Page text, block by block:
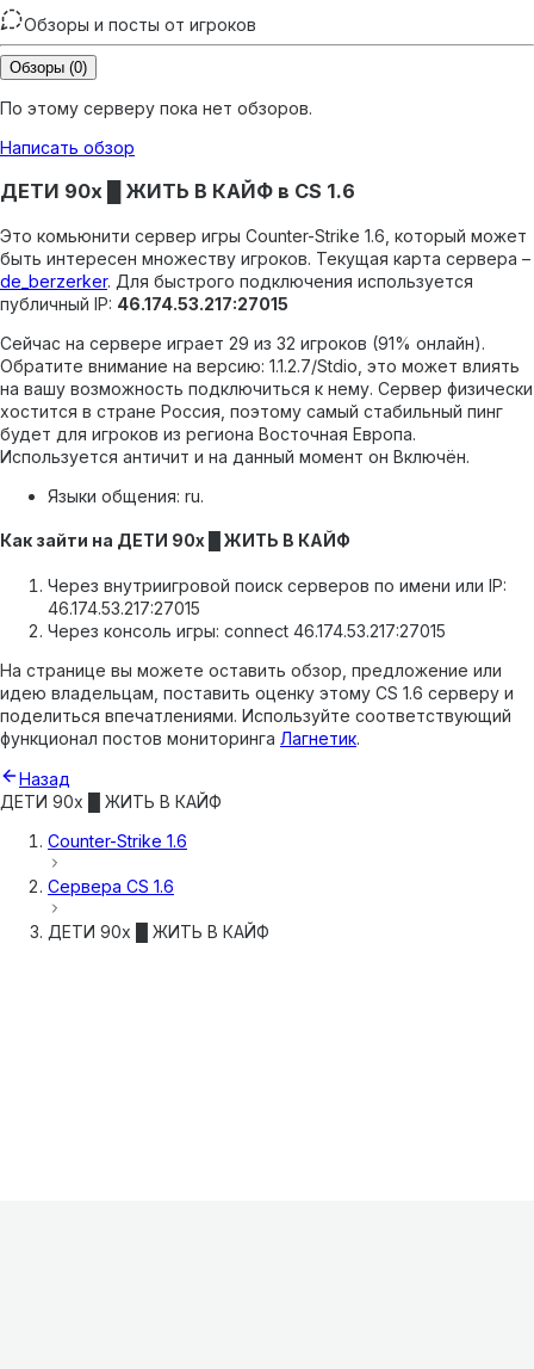
Обзоры и посты от игроков
Обзоры (0)
По этому серверу пока нет обзоров.
Написать обзор
ДЕТИ 90х █ ЖИТЬ В КАЙФ в CS 1.6
Это комьюнити сервер игры Counter-Strike 1.6, который может
быть интересен множеству игроков. Текущая карта сервера –
de_berzerker. Для быстрого подключения используется
публичный IP: 46.174.53.217:27015
Сейчас на сервере играет 29 из 32 игроков (91% онлайн).
Обратите внимание на версию: 1.1.2.7/Stdio, это может влиять
на вашу возможность подключиться к нему. Сервер физически
хостится в стране Россия, поэтому самый стабильный пинг
будет для игроков из региона Восточная Европа.
Используется античит и на данный момент он Включён.
Языки общения: ru.
Как зайти на ДЕТИ 90х █ ЖИТЬ В КАЙФ
Через внутриигровой поиск серверов по имени или IP:
46.174.53.217:27015
Через консоль игры: connect 46.174.53.217:27015
На странице вы можете оставить обзор, предложение или
идею владельцам, поставить оценку этому CS 1.6 серверу и
поделиться впечатлениями. Используйте соответствующий
функционал постов мониторинга Лагнетик.
Назад
ДЕТИ 90х █ ЖИТЬ В КАЙФ
Counter-Strike 1.6
Сервера CS 1.6
ДЕТИ 90х █ ЖИТЬ В КАЙФ